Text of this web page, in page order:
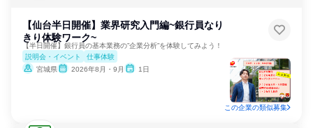
【仙台半日開催】業界研究入門編~銀行員なり
きり体験ワーク~
【半日開催】銀行員の基本業務の”企業分析”を体験してみよう！
説明会・イベント
仕事体験
宮城県
2026年8月・9月 1日
この企業の類似募集